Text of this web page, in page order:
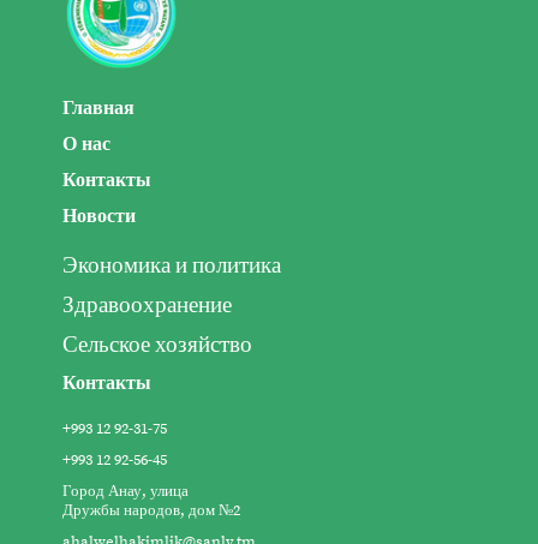
Главная
О нас
Контакты
Новости
Экономика и политика
Здравоохранение
Сельское хозяйство
Контакты
+993 12 92-31-75
+993 12 92-56-45
Город Анау, улица
Дружбы народов, дом №2